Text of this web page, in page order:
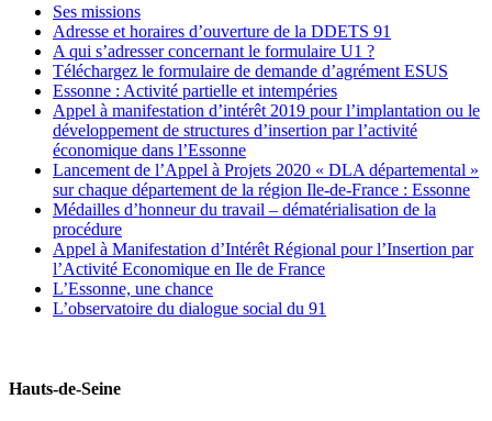
Ses missions
Adresse et horaires d’ouverture de la DDETS 91
A qui s’adresser concernant le formulaire U1 ?
Téléchargez le formulaire de demande d’agrément ESUS
Essonne : Activité partielle et intempéries
Appel à manifestation d’intérêt 2019 pour l’implantation ou le
développement de structures d’insertion par l’activité
économique dans l’Essonne
Lancement de l’Appel à Projets 2020 « DLA départemental »
sur chaque département de la région Ile-de-France : Essonne
Médailles d’honneur du travail – dématérialisation de la
procédure
Appel à Manifestation d’Intérêt Régional pour l’Insertion par
l’Activité Economique en Ile de France
L’Essonne, une chance
L’observatoire du dialogue social du 91
Hauts-de-Seine